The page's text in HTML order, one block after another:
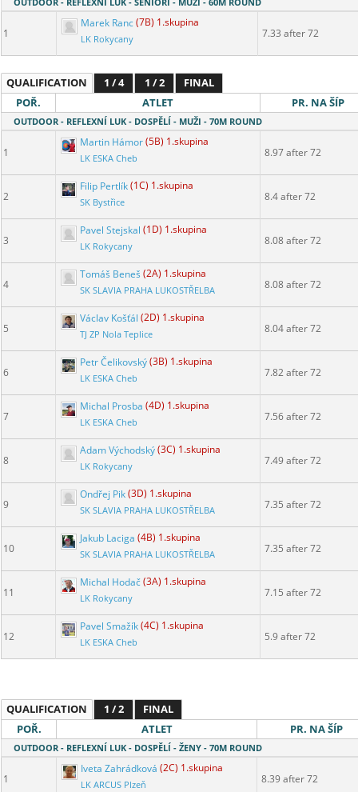
1
Marek Ranc(7B) 1.skupina
LK Rokycany 7.33 after 72
QUALIFICATION 1 / 4 1 / 2
FINAL
POŘ.
ATLET PR. NA ŠÍP
OUTDOOR - REFLEXNÍ LUK - DOSPĚLÍ - MUŽI - 70M ROUND
1
Martin Hámor(5B) 1.skupina
LK ESKA Cheb 8.97 after 72
2
Filip Pertlík(1C) 1.skupina
SK Bystřice 8.4 after 72
3
Pavel Stejskal (1D) 1.skupina
LK Rokycany 8.08 after 72
4
Tomáš Beneš (2A) 1.skupina
SK SLAVIA PRAHA LUKOSTŘELBA 8.08 after 72
5
Václav Košťál (2D) 1.skupina
TJ ZP Nola Teplice 8.04 after 72
6
Petr Čelikovský(3B) 1.skupina
LK ESKA Cheb 7.82 after 72
7
Michal Prosba (4D) 1.skupina
LK ESKA Cheb 7.56 after 72
8
Adam Východský(3C) 1.skupina
LK Rokycany 7.49 after 72
9
Ondřej Pik(3D) 1.skupina
SK SLAVIA PRAHA LUKOSTŘELBA 7.35 after 72
10
Jakub Laciga (4B) 1.skupina
SK SLAVIA PRAHA LUKOSTŘELBA 7.35 after 72
11
Michal Hodač(3A) 1.skupina
LK Rokycany 7.15 after 72
12
Pavel Smažík(4C) 1.skupina
LK ESKA Cheb 5.9 after 72
QUALIFICATION 1 / 2
FINAL
POŘ.
ATLET PR. NA ŠÍP
OUTDOOR - REFLEXNÍ LUK - DOSPĚLÍ - ŽENY - 70M ROUND
1
Iveta Zahrádková (2C) 1.skupina
LK ARCUS Plzeň 8.39 after 72